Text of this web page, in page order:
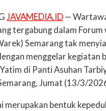
JAVAMEDIA.ID —
tergabung dalam
Semarang tak
menggelar kegiatan
di Panti Asuhan
Jumat (13/3/
merupakan bentuk